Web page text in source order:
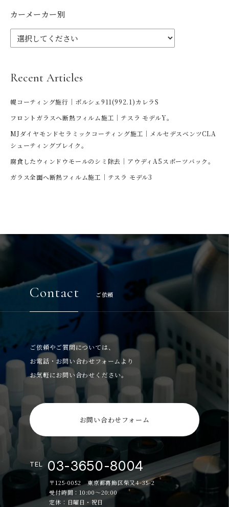
カーメーカー別
Recent Articles
幌コーティング施行｜ポルシェ911(992.1)カレラS
フロントガラスへ断熱フィルム施工｜テスラ モデルY。
MJダイヤモンドセラミックコーティング施工｜メルセデスベンツCLA
シューティングブレイク。
腐食したウィンドウモールのシミ除去｜アウディA5スポーツバック。
ガラス全面へ断熱フィルム施工｜テスラ モデル3
Contact ご依頼
ご依頼やご質問については、
お電話・お問い合わせフォームより
お気軽にお問い合わせください。
お問い合わせフォーム
TEL 03-3650-8004
〒125-0052 東京都葛飾区柴又4-35-2
受付時間：10:00～20:00
定休：日曜日・祝日